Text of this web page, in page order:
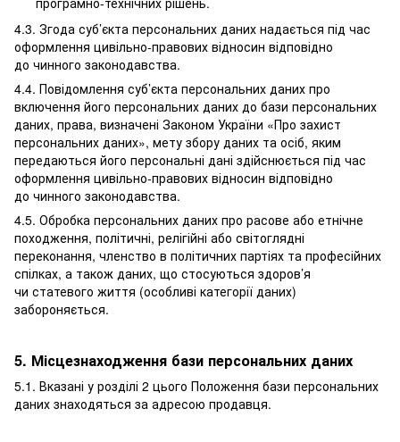
4.3. Згода суб’єкта персональних даних надається під час
оформлення цивільно-правових відносин відповідно
до чинного законодавства.
4.4. Повідомлення суб’єкта персональних даних про
включення його персональних даних до бази персональних
даних, права, визначені Законом України «Про захист
персональних даних», мету збору даних та осіб, яким
передаються його персональні дані здійснюється під час
оформлення цивільно-правових відносин відповідно
до чинного законодавства.
4.5. Обробка персональних даних про расове або етнічне
походження, політичні, релігійні або світоглядні
переконання, членство в політичних партіях та професійних
спілках, а також даних, що стосуються здоров’я
чи статевого життя (особливі категорії даних)
забороняється.
5. Місцезнаходження бази персональних даних
5.1. Вказані у розділі 2 цього Положення бази персональних
даних знаходяться за адресою продавця.